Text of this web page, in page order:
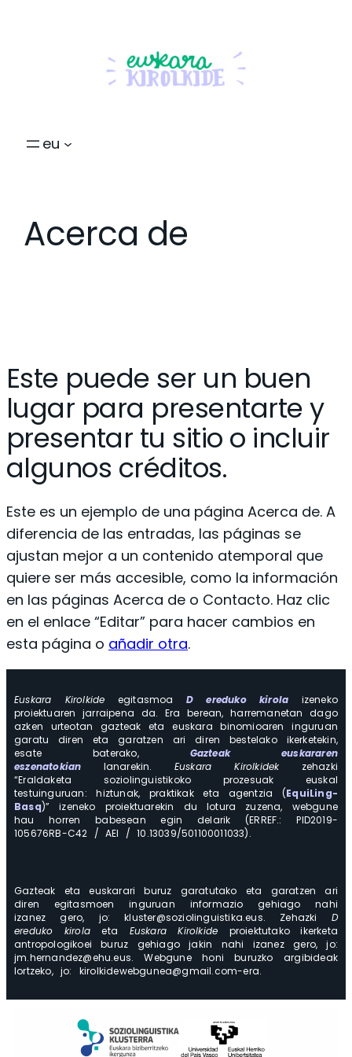
eu
Acerca de
Este puede ser un buen
lugar para presentarte y
presentar tu sitio o incluir
algunos créditos.
Este es un ejemplo de una página Acerca de. A
diferencia de las entradas, las páginas se
ajustan mejor a un contenido atemporal que
quiere ser más accesible, como la información
en las páginas Acerca de o Contacto. Haz clic
en el enlace “Editar” para hacer cambios en
esta página o añadir otra.
Euskara Kirolkide egitasmoa D ereduko kirola
izeneko
proiektuaren jarraipena da. Era berean, harremanetan dago
azken urteotan gazteak eta euskara binomioaren inguruan
garatu diren eta garatzen ari diren bestelako ikerketekin,
esate baterako, Gazteak euskararen
eszenatokian lanarekin. Euskara Kirolkidek zehazki
“Eraldaketa soziolinguistikoko prozesuak euskal
testuinguruan: hiztunak, praktikak eta agentzia (EquiLing-
Basq)” izeneko proiektuarekin du lotura zuzena, webgune
hau horren babesean egin delarik (ERREF.: PID2019-
105676RB-C42 / AEI / 10.13039/501100011033).
Gazteak eta euskarari buruz garatutako eta garatzen ari
diren egitasmoen inguruan informazio gehiago nahi
izanez gero, jo: kluster@soziolinguistika.eus. Zehazki D
ereduko kirolaeta Euskara Kirolkide proiektutako ikerketa
antropologikoei buruz gehiago jakin nahi izanez gero, jo:
jm.hernandez@ehu.eus. Webgune honi buruzko argibideak
lortzeko, jo: kirolkidewebgunea@gmail.com-era.